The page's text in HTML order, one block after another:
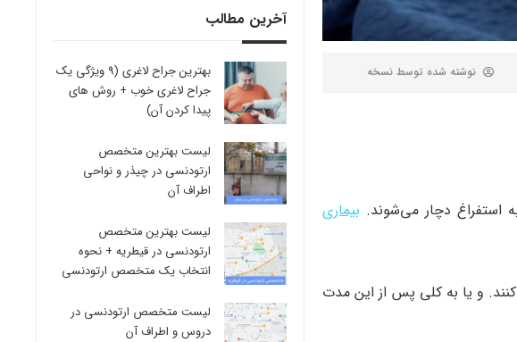
نوشته شده توسط نسخه
بیماری
و یا به کلی پس از این مدت
آخرین مطالب
بهترین جراح لاغری (9 ویژگی یک
جراح لاغری خوب + روش های
پیدا کردن آن)
لیست بهترین متخصص
ارتودنسی در چیذر و نواحی
اطراف آن
لیست بهترین متخصص
ارتودنسی در قیطریه + نحوه
انتخاب یک متخصص ارتودنسی
لیست متخصص ارتودنسی در
دروس و اطراف آن